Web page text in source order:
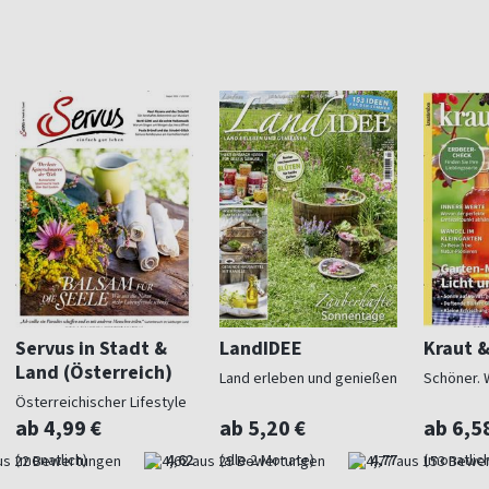
Servus in Stadt &
Land (Österreich)
Österreichischer Lifestyle
ab 4,99 €
(monatlich) 4,62
LandIDEE
Land erleben und genießen
ab 5,20 €
(alle 2 Monate) 4,77
Kraut
Schöner.
ab